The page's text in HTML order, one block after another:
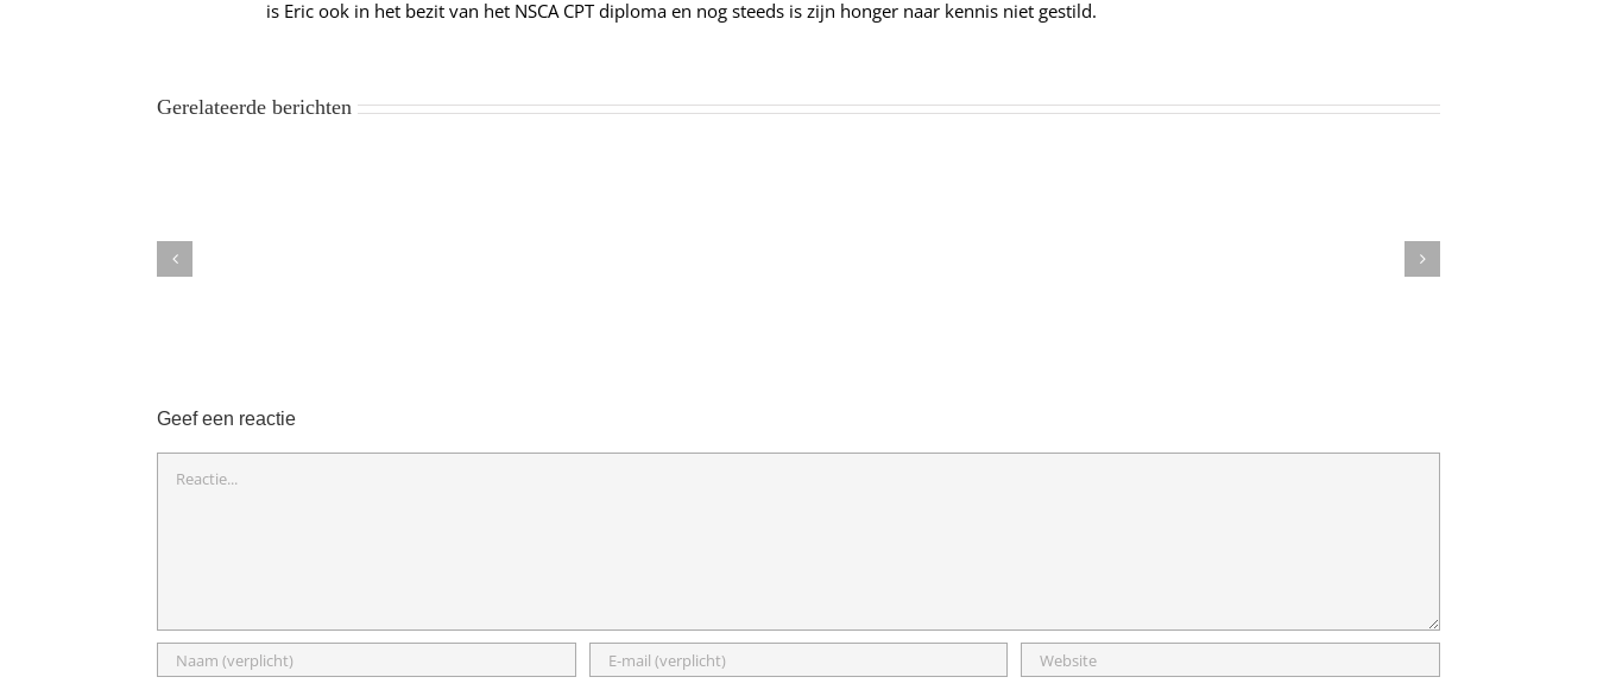
is Eric ook in het bezit van het NSCA CPT diploma en nog steeds is zijn honger naar kennis niet gestild.
Gerelateerde berichten
Geef een reactie